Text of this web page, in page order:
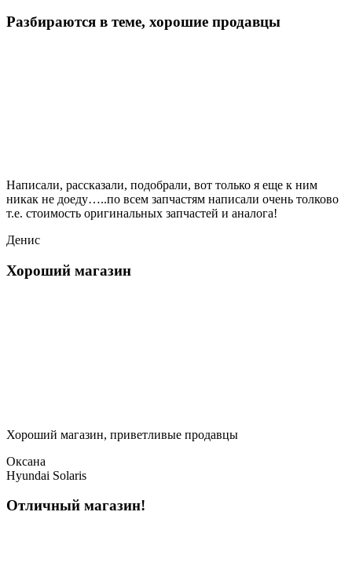
Разбираются в теме, хорошие продавцы
Написали, рассказали, подобрали, вот только я еще к ним
никак не доеду…..по всем запчастям написали очень толково
т.е. стоимость оригинальных запчастей и аналога!
Денис
Хороший магазин
Хороший магазин, приветливые продавцы
Оксана
Hyundai Solaris
Отличный магазин!